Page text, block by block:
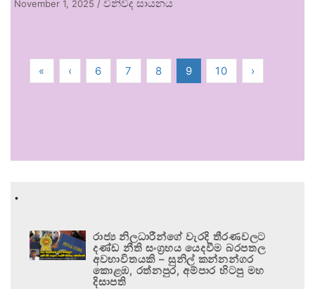
November 1, 2025 / විනිවිද සායනය
« ‹ 6 7 8 9 10 ›
.
රාජ්‍ය නිලධාරීන්ගේ වැරදි තීරණවලට
දණ්ඩ නීති සංග්‍රහය යෙදවීම බරපතල
අවභාවිතයකි – සුනිල් කන්නන්ගර
කොළඹ, රත්නපුර, අම්පාර හිටපු මහ
දිසාපති